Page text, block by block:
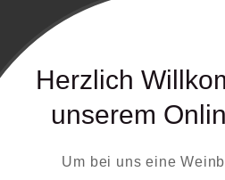
Herzlich
unserem
Um bei uns eine